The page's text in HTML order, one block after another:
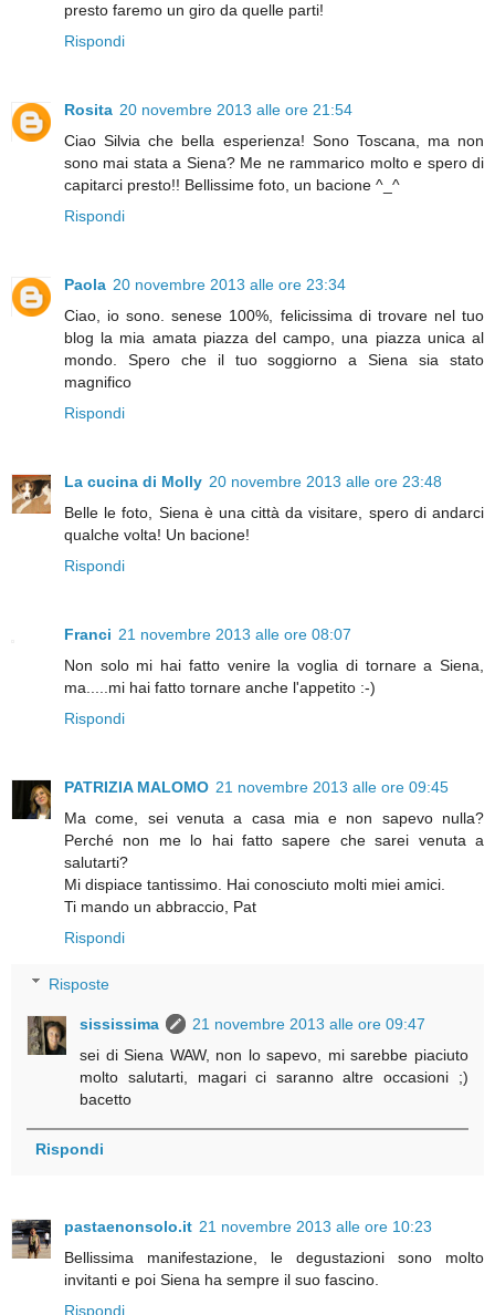
presto faremo un giro da quelle parti!
Rispondi
Rosita 20 novembre 2013 alle ore 21:54
Ciao Silvia che bella esperienza! Sono Toscana, ma non
sono mai stata a Siena? Me ne rammarico molto e spero di
capitarci presto!! Bellissime foto, un bacione ^_^
Rispondi
Paola 20 novembre 2013 alle ore 23:34
Ciao, io sono. senese 100%, felicissima di trovare nel tuo
blog la mia amata piazza del campo, una piazza unica al
mondo. Spero che il tuo soggiorno a Siena sia stato
magnifico
Rispondi
La cucina di Molly 20 novembre 2013 alle ore 23:48
Belle le foto, Siena è una città da visitare, spero di andarci
qualche volta! Un bacione!
Rispondi
Franci 21 novembre 2013 alle ore 08:07
Non solo mi hai fatto venire la voglia di tornare a Siena,
ma.....mi hai fatto tornare anche l'appetito :-)
Rispondi
PATRIZIA MALOMO 21 novembre 2013 alle ore 09:45
Ma come, sei venuta a casa mia e non sapevo nulla?
Perché non me lo hai fatto sapere che sarei venuta a
salutarti?
Mi dispiace tantissimo. Hai conosciuto molti miei amici.
Ti mando un abbraccio, Pat
Rispondi
Risposte
sississima
21 novembre 2013 alle ore 09:47
sei di Siena WAW, non lo sapevo, mi sarebbe piaciuto
molto salutarti, magari ci saranno altre occasioni ;)
bacetto
Rispondi
pastaenonsolo.it 21 novembre 2013 alle ore 10:23
Bellissima manifestazione, le degustazioni sono molto
invitanti e poi Siena ha sempre il suo fascino.
Rispondi